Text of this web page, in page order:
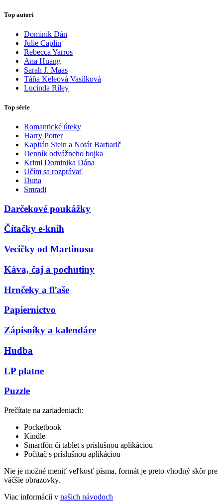
Top autori
Dominik Dán
Julie Caplin
Rebecca Yarros
Ana Huang
Sarah J. Maas
Táňa Keleová Vasilková
Lucinda Riley
Top série
Romantické úteky
Harry Potter
Kapitán Stein a Notár Barbarič
Denník odvážneho bojka
Krimi Dominika Dána
Učím sa rozprávať
Duna
Smradi
Darčekové poukážky
Čítačky e-kníh
Vecičky od Martinusu
Káva, čaj a pochutiny
Hrnčeky a fľaše
Papiernictvo
Zápisníky a kalendáre
Hudba
LP platne
Puzzle
Prečítate na zariadeniach:
Pocketbook
Kindle
Smartfón či tablet s príslušnou aplikáciou
Počítač s príslušnou aplikáciou
Nie je možné meniť veľkosť písma, formát je preto vhodný skôr pre
väčšie obrazovky.
Viac informácií v našich návodoch